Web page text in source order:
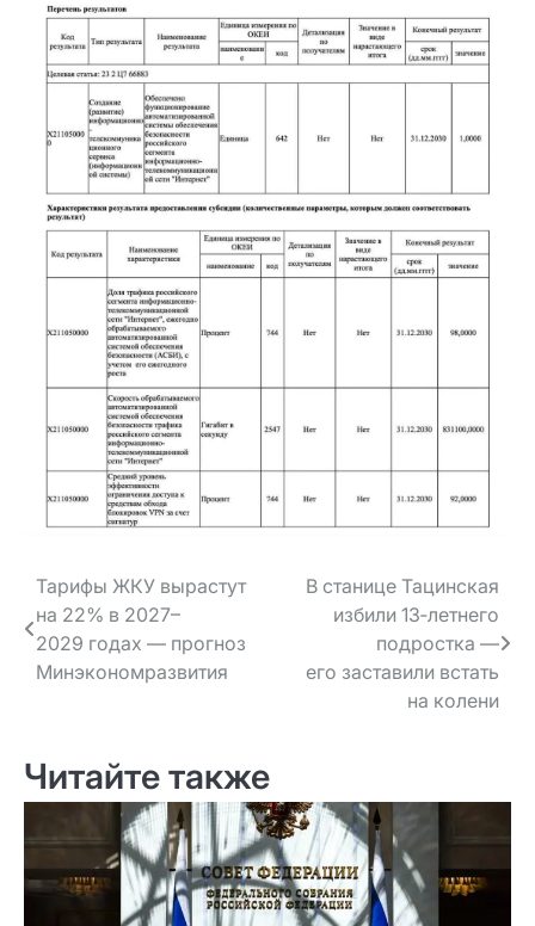
Навигация
по записям
Тарифы ЖКУ вырастут
на 22% в 2027–
2029 годах — прогноз
Минэкономразвития
В станице Тацинская
избили 13‑летнего
подростка —
его заставили встать
на колени
Читайте также